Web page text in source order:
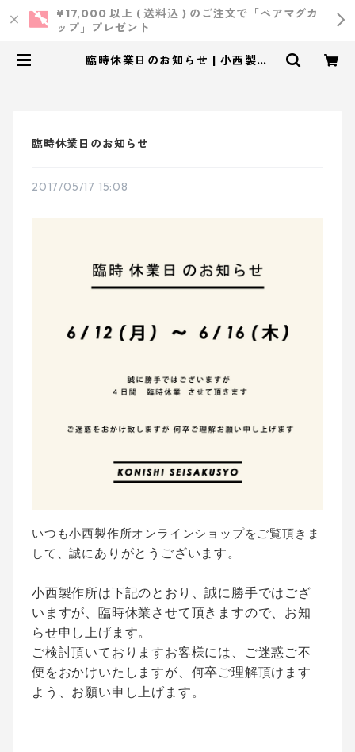
¥17,000 以上 ( 送料込 ) のご注文で「ペアマグカ
ップ」プレゼント
臨時休業日のお知らせ | 小西製作
臨時休業日のお知らせ
2017/05/17 15:08
いつも小西製作所オンラインショップをご覧頂きま
して、誠に ありがとうございます。
小西製作所は下記のとおり、誠に勝手ではござ
いますが、 臨時休業させて頂きますので、お知
らせ申し上げます。
ご検討頂いておりますお客様には、ご迷惑ご不
便をおかけいたしますが、 何卒ご理解頂けます
よう、お願い申し上げます。